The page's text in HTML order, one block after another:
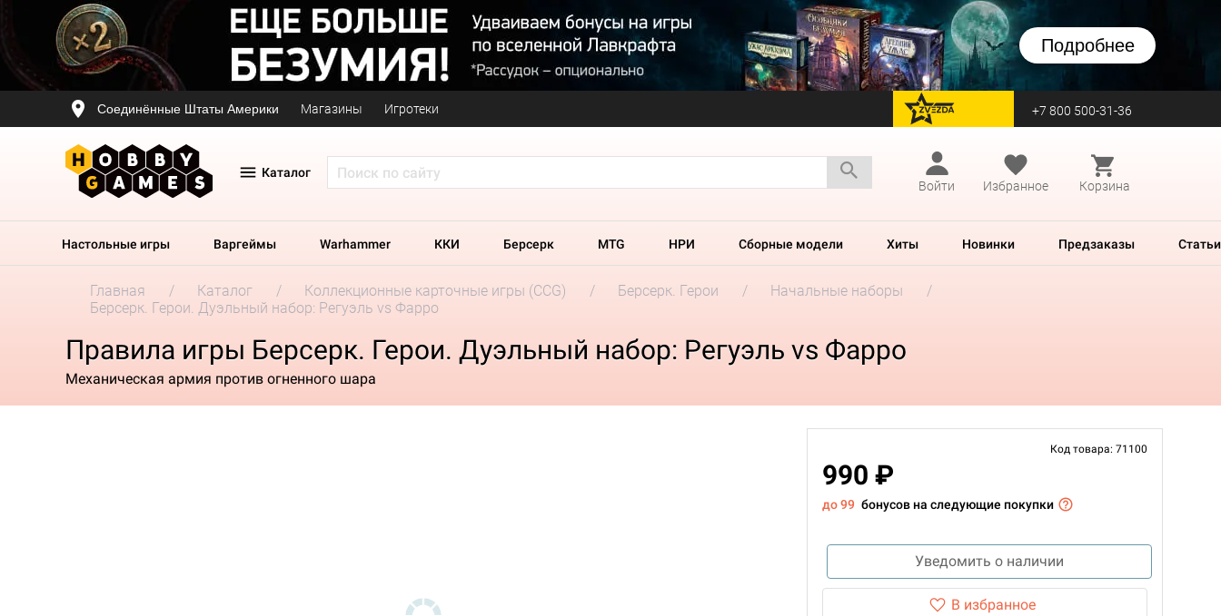
Подробнее
Соединённые Штаты Америки Магазины Игротеки перейти на Zvezda +7 800 500-31-36
Каталог
Войти
Избранное Корзина
Настольные игры Варгеймы Warhammer ККИ Берсерк MTG НРИ Сборные модели Хиты Новинки Предзаказы Статьи
Главная Каталог Коллекционные карточные игры (CCG) Берсерк. Герои
Начальные наборы
Берсерк. Герои. Дуэльный набор: Регуэль vs Фарро
Правила игры Берсерк. Герои. Дуэльный набор: Регуэль vs Фарро
Механическая армия против огненного шара
Код товара: 71100
990 ₽
до 99 бонусов на следующие покупки
Уведомить о наличии
В избранное